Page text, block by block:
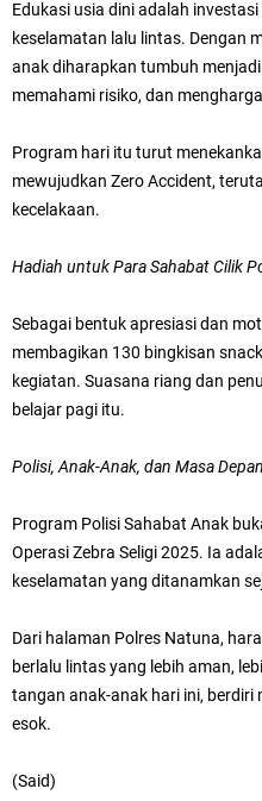
Edukasi usia dini adalah
keselamatan lalu lintas. Dengan
anak diharapkan tumbuh
memahami risiko, dan
Program hari itu turut
mewujudkan Zero Accident,
kecelakaan.
Hadiah untuk Para Sahabat Cilik
Sebagai bentuk apresiasi dan
membagikan 130 bingkisan
kegiatan. Suasana riang dan
belajar pagi itu.
Polisi, Anak-Anak, dan Masa
Program Polisi Sahabat Anak
Operasi Zebra Seligi 2025. Ia
keselamatan yang ditanamkan
Dari halaman Polres Natuna,
berlalu lintas yang lebih aman,
tangan anak-anak hari ini, berdiri
esok.
(Said)